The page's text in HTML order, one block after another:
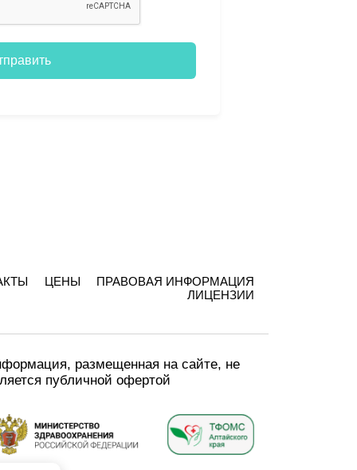
ЦЕНЫ
ПРАВОВАЯ ИНФОРМАЦИЯ
ЛИЦЕНЗИИ
размещенная на сайте, не
публичной офертой